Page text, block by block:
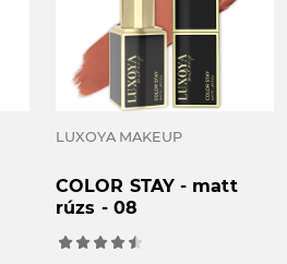
LUXOYA MAKEUP
COLOR STAY - matt
rúzs - 08